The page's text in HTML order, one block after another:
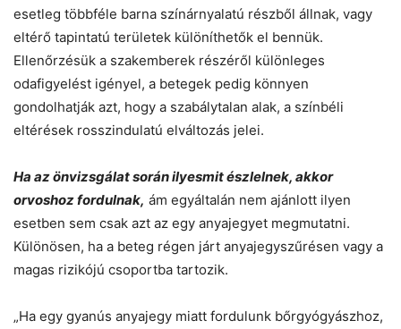
esetleg többféle barna színárnyalatú részből állnak, vagy
eltérő tapintatú területek különíthetők el bennük.
Ellenőrzésük a szakemberek részéről különleges
odafigyelést igényel, a betegek pedig könnyen
gondolhatják azt, hogy a szabálytalan alak, a színbéli
eltérések rosszindulatú elváltozás jelei.
Ha az önvizsgálat során ilyesmit észlelnek, akkor
orvoshoz fordulnak, ám egyáltalán nem ajánlott ilyen
esetben sem csak azt az egy anyajegyet megmutatni.
Különösen, ha a beteg régen járt anyajegyszűrésen vagy a
magas rizikójú csoportba tartozik.
„Ha egy gyanús anyajegy miatt fordulunk bőrgyógyászhoz,